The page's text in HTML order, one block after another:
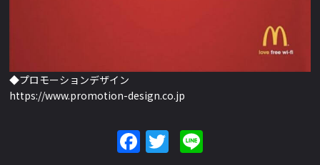
◆プロモーションデザイン
https://www.promotion-design.co.jp
Facebook
Twitter